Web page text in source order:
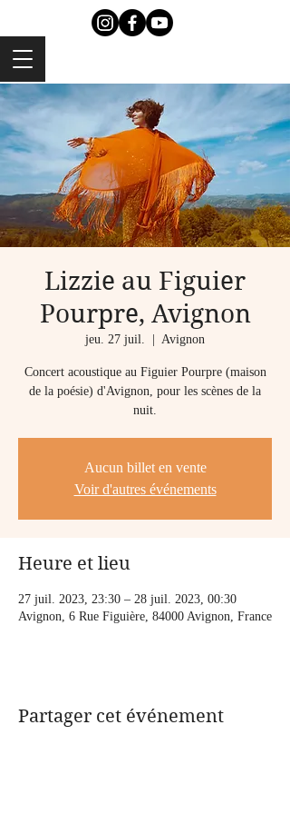
Lizzie au Figuier
Pourpre, Avignon
jeu. 27 juil. Avignon
Concert acoustique au Figuier Pourpre (maison
de la poésie) d'Avignon, pour les scènes de la
nuit.
Aucun billet en vente
Voir d'autres événements
Heure et lieu
27 juil. 2023, 23:30 – 28 juil. 2023, 00:30
Avignon, 6 Rue Figuière, 84000 Avignon, France
Partager cet événement